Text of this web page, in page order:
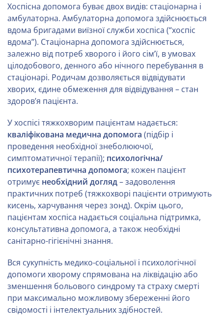
Хоспісна допомога буває двох видів: стаціонарна і
амбулаторна. Амбулаторна допомога здійснюється
вдома бригадами виїзної служби хоспіса (“хоспіс
вдома”). Стаціонарна допомога здійснюється,
залежно від потреб хворого і його сім’ї, в умовах
цілодобового, денного або нічного перебування в
стаціонарі. Родичам дозволяється відвідувати
хворих, єдине обмеження для відвідування – стан
здоров’я пацієнта.
У хоспісі тяжкохворим пацієнтам надається:
кваліфікована медична допомога (підбір і
проведення необхідної знеболюючої,
симптоматичної терапії); психологічна/
психотерапевтична допомога; кожен пацієнт
отримує необхідний догляд– задоволення
практичних потреб (тяжкохворі пацієнти отримують
кисень, харчування через зонд). Окрім цього,
пацієнтам хоспіса надається соціальна підтримка,
консультативна допомога, а також необхідні
санітарно-гігієнічні знання.
Вся сукупність медико-соціальної і психологічної
допомоги хворому спрямована на ліквідацію або
зменшення больового синдрому та страху смерті
при максимально можливому збереженні його
свідомості і інтелектуальних здібностей.